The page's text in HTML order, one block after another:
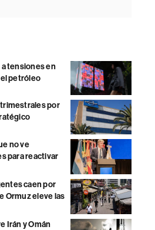
tensiones en
petróleo
por
no ve
para reactivar
caen por
Ormuz eleve las
Irán y Omán